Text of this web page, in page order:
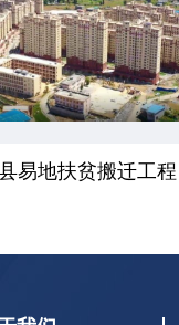
易地扶贫搬迁工程